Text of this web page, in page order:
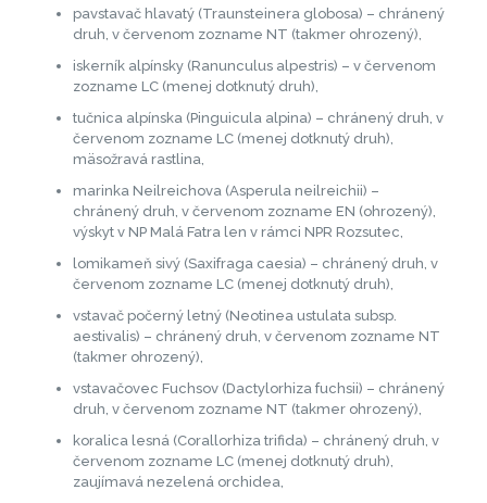
pavstavač hlavatý (Traunsteinera globosa) – chránený
druh, v červenom zozname NT (takmer ohrozený),
iskerník alpínsky (Ranunculus alpestris) – v červenom
zozname LC (menej dotknutý druh),
tučnica alpínska (Pinguicula alpina) – chránený druh, v
červenom zozname LC (menej dotknutý druh),
mäsožravá rastlina,
marinka Neilreichova (Asperula neilreichii) –
chránený druh, v červenom zozname EN (ohrozený),
výskyt v NP Malá Fatra len v rámci NPR Rozsutec,
lomikameň sivý (Saxifraga caesia) – chránený druh, v
červenom zozname LC (menej dotknutý druh),
vstavač počerný letný (Neotinea ustulata subsp.
aestivalis) – chránený druh, v červenom zozname NT
(takmer ohrozený),
vstavačovec Fuchsov (Dactylorhiza fuchsii) – chránený
druh, v červenom zozname NT (takmer ohrozený),
koralica lesná (Corallorhiza trifida) – chránený druh, v
červenom zozname LC (menej dotknutý druh),
zaujímavá nezelená orchidea,